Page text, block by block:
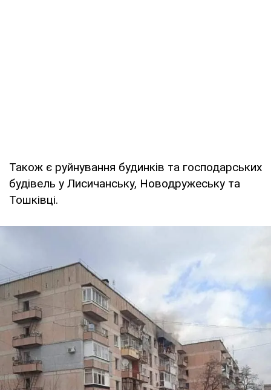
Також є руйнування будинків та господарських
будівель у Лисичанську, Новодружеську та
Тошківці.